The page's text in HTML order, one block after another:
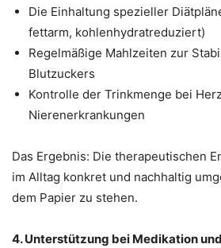
Die Einhaltung spezieller
fettarm, kohlenhydratreduziert)
Regelmäßige Mahlzeiten zur
Blutzuckers
Kontrolle der Trinkmenge bei
Nierenerkrankungen
Das Ergebnis: Die therapeutischen
im Alltag konkret und nachhaltig
dem Papier zu stehen.
4. Unterstützung bei Medikation